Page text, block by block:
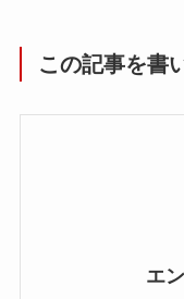
この記事を書
エ